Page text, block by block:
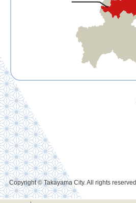
Copyright © Takayama City. All rights reserved.